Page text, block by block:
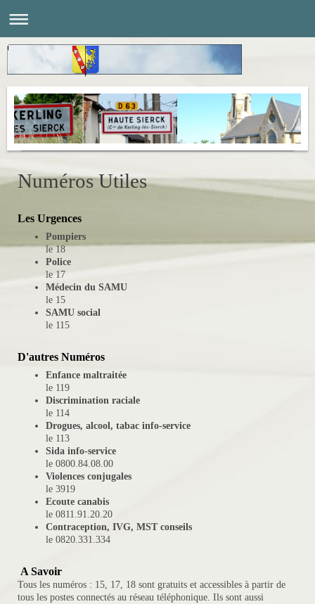
Numéros Utiles
Les Urgences
Pompiers
le 18
Police
le 17
Médecin du SAMU
le 15
SAMU social
le 115
D'autres Numéros
Enfance maltraitée
le 119
Discrimination raciale
le 114
Drogues, alcool, tabac info-service
le 113
Sida info-service
le 0800.84.08.00
Violences conjugales
le 3919
Ecoute canabis
le 0811.91.20.20
Contraception, IVG, MST conseils
le 0820.331.334
A Savoir
Tous les numéros : 15, 17, 18 sont gratuits et accessibles à partir de
tous les postes connectés au réseau téléphonique. Ils sont aussi